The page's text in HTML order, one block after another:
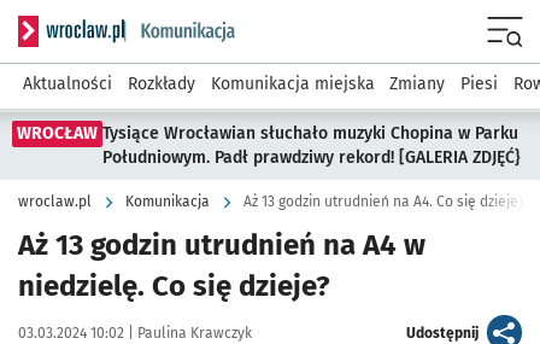
Serwis informacyjny wroclaw.pl podserwis: Komunikacja
Aktualności Rozkłady Komunikacja miejska Zmiany Piesi
WROCŁAW Tysiące Wrocławian słuchało muzyki Chopina w Parku
Południowym. Padł prawdziwy rekord! [GALERIA ZDJĘĆ}
wroclaw.pl Komunikacja Aż 13 godzin utrudnień na A4. Co się dzieje?
Aż 13 godzin utrudnień na A4 w
niedzielę. Co się dzieje?
Data publikacji:
03.03.2024 10:02 | Autor:
Paulina Krawczyk Udostępnijartykuł